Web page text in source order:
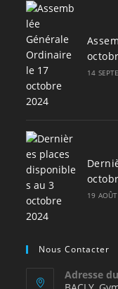
14
19
Nous Contacter
Adresse